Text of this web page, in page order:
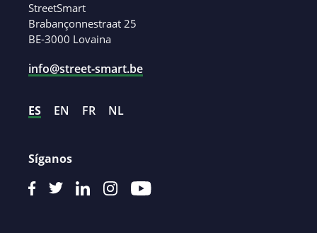
StreetSmart
Brabançonnestraat 25
BE-3000 Lovaina
info@street-smart.be
ES EN FR NL
Síganos